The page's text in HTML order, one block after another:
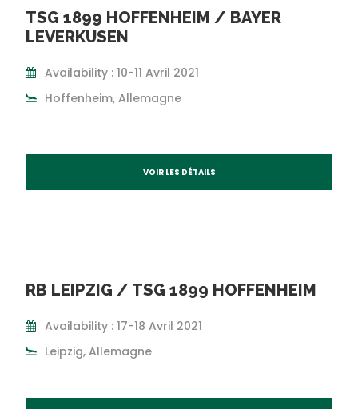
TSG 1899 HOFFENHEIM / BAYER
LEVERKUSEN
Availability : 10-11 Avril 2021
Hoffenheim, Allemagne
VOIR LES DÉTAILS
RB LEIPZIG / TSG 1899 HOFFENHEIM
Availability : 17-18 Avril 2021
Leipzig, Allemagne